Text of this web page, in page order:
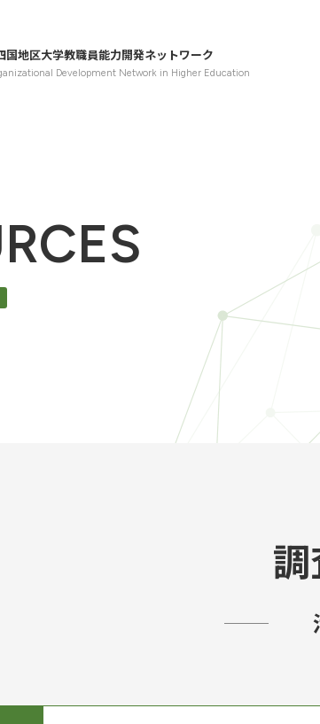
国地区大学教職員能力開発ネットワーク
Development Network in Higher Education